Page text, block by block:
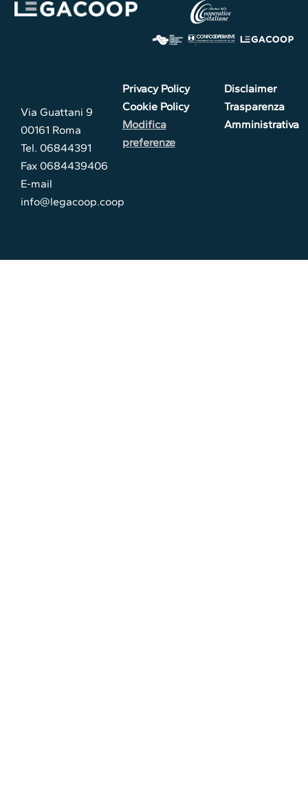
Via Guattani 9
00161 Roma
Tel. 06844391
Fax 0684439406
E-mail
info@legacoop.coop
Privacy Policy
Cookie Policy
Modifica
preferenze
Disclaimer
Trasparenza
Amministrativa